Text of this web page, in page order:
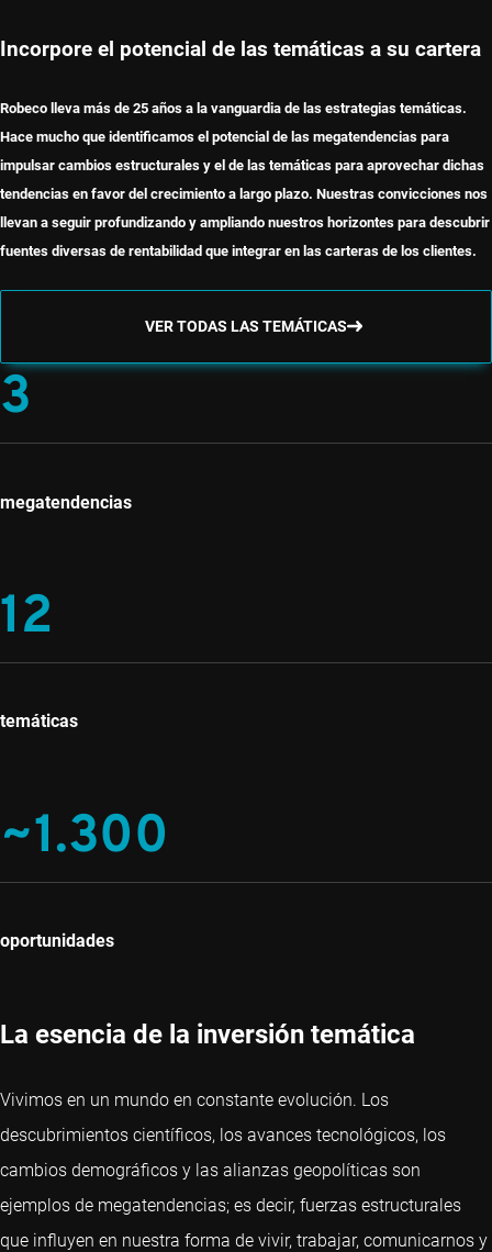
Incorpore el potencial de las temáticas a su cartera
Robeco lleva más de 25 años a la vanguardia de las estrategias temáticas.
Hace mucho que identificamos el potencial de las megatendencias para
impulsar cambios estructurales y el de las temáticas para aprovechar dichas
tendencias en favor del crecimiento a largo plazo. Nuestras convicciones nos
llevan a seguir profundizando y ampliando nuestros horizontes para descubrir
fuentes diversas de rentabilidad que integrar en las carteras de los clientes.
VER TODAS LAS TEMÁTICAS
3
megatendencias
12
temáticas
~1.300
oportunidades
La esencia de la inversión temática
Vivimos en un mundo en constante evolución. Los
descubrimientos científicos, los avances tecnológicos, los
cambios demográficos y las alianzas geopolíticas son
ejemplos de megatendencias; es decir, fuerzas estructurales
que influyen en nuestra forma de vivir, trabajar, comunicarnos y